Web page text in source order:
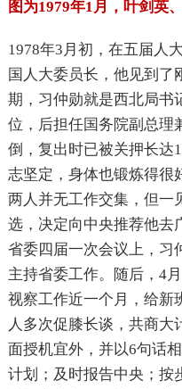
图为1979年1月，叶剑英
1978年3月初，在五届人
国人大委员长，他见到了
期，习仲勋就是西北局书
位，后担任国务院副总理
倒，复出时已被关押长达
志坚定，身体也锻炼得很
两人并无工作交集，但一
选，决定向中央推荐他去
省委四届一次会议上，习
主持省委工作。随后，4
视察工作近一个月，给新
人多次促膝长谈，共商
面授机宜外，并以6句话
计划；及时报告中央；按